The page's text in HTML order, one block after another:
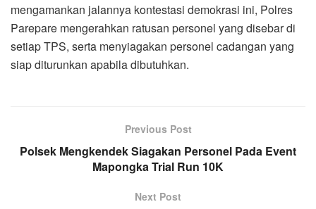
mengamankan jalannya kontestasi demokrasi ini, Polres
Parepare mengerahkan ratusan personel yang disebar di
setiap TPS, serta menyiagakan personel cadangan yang
siap diturunkan apabila dibutuhkan.
Previous Post
Polsek Mengkendek Siagakan Personel Pada Event
Mapongka Trial Run 10K
Next Post